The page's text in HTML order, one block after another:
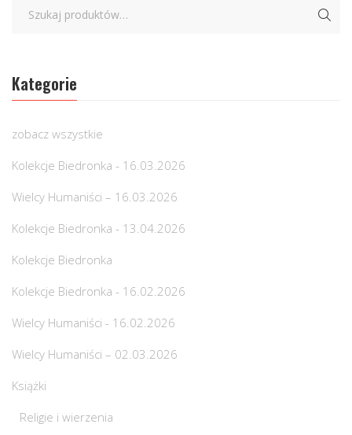
Kategorie
zobacz wszystkie
Kolekcje Biedronka - 16.03.2026
Wielcy Humaniści – 16.03.2026
Kolekcje Biedronka - 13.04.2026
Kolekcje Biedronka
Kolekcje Biedronka - 16.02.2026
Wielcy Humaniści - 16.02.2026
Wielcy Humaniści – 02.03.2026
Książki
Religie i wierzenia